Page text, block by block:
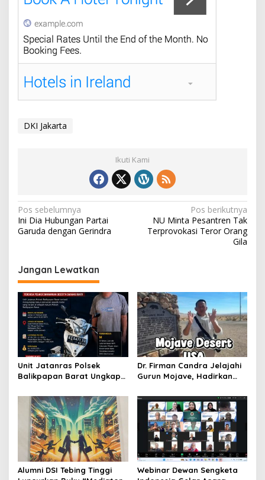
DKI Jakarta
Ikuti Kami
N
a
i
g
a
s
p
o
s
Pos sebelumnya
Ini Dia Hubungan Partai
Garuda dengan Gerindra
Pos berikutnya
NU Minta Pesantren Tak
Terprovokasi Teror Orang
Gila
Jangan Lewatkan
Unit Jatanras Polsek
Balikpapan Barat Ungkap
Dr. Firman Candra Jelajahi
Gurun Mojave, Hadirkan
Kawasan Ekstrem Dunia
Alumni DSI Tebing Tinggi
Webinar Dewan Sengketa